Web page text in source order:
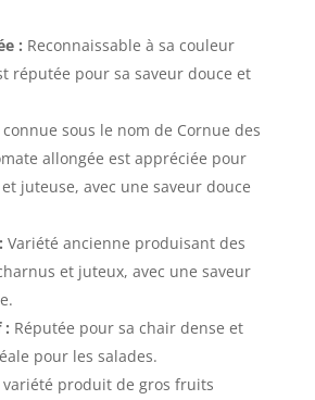
: Reconnaissable à sa couleur
réputée pour sa saveur douce et
sous le nom de Cornue des
allongée est appréciée pour
juteuse, avec une saveur douce
Variété ancienne produisant des
et juteux, avec une saveur
: Réputée pour sa chair dense et
pour les salades.
variété produit de gros fruits